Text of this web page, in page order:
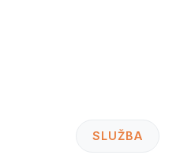
SLUŽBA